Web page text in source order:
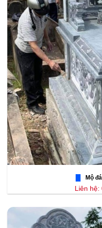
Mộ
Liên hệ: